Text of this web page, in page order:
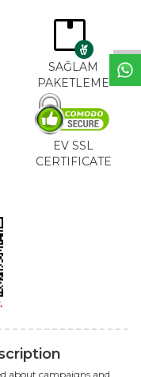
SAĞLAM
PAKETLEME
EV SSL
CERTIFICATE
about campaigns and